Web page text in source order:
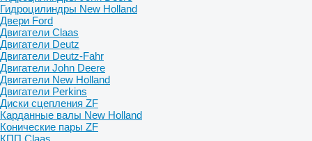
Гидроцилиндры New Holland
Двери Ford
Двигатели Claas
Двигатели Deutz
Двигатели Deutz-Fahr
Двигатели John Deere
Двигатели New Holland
Двигатели Perkins
Диски сцепления ZF
Карданные валы New Holland
Конические пары ZF
КПП Claas